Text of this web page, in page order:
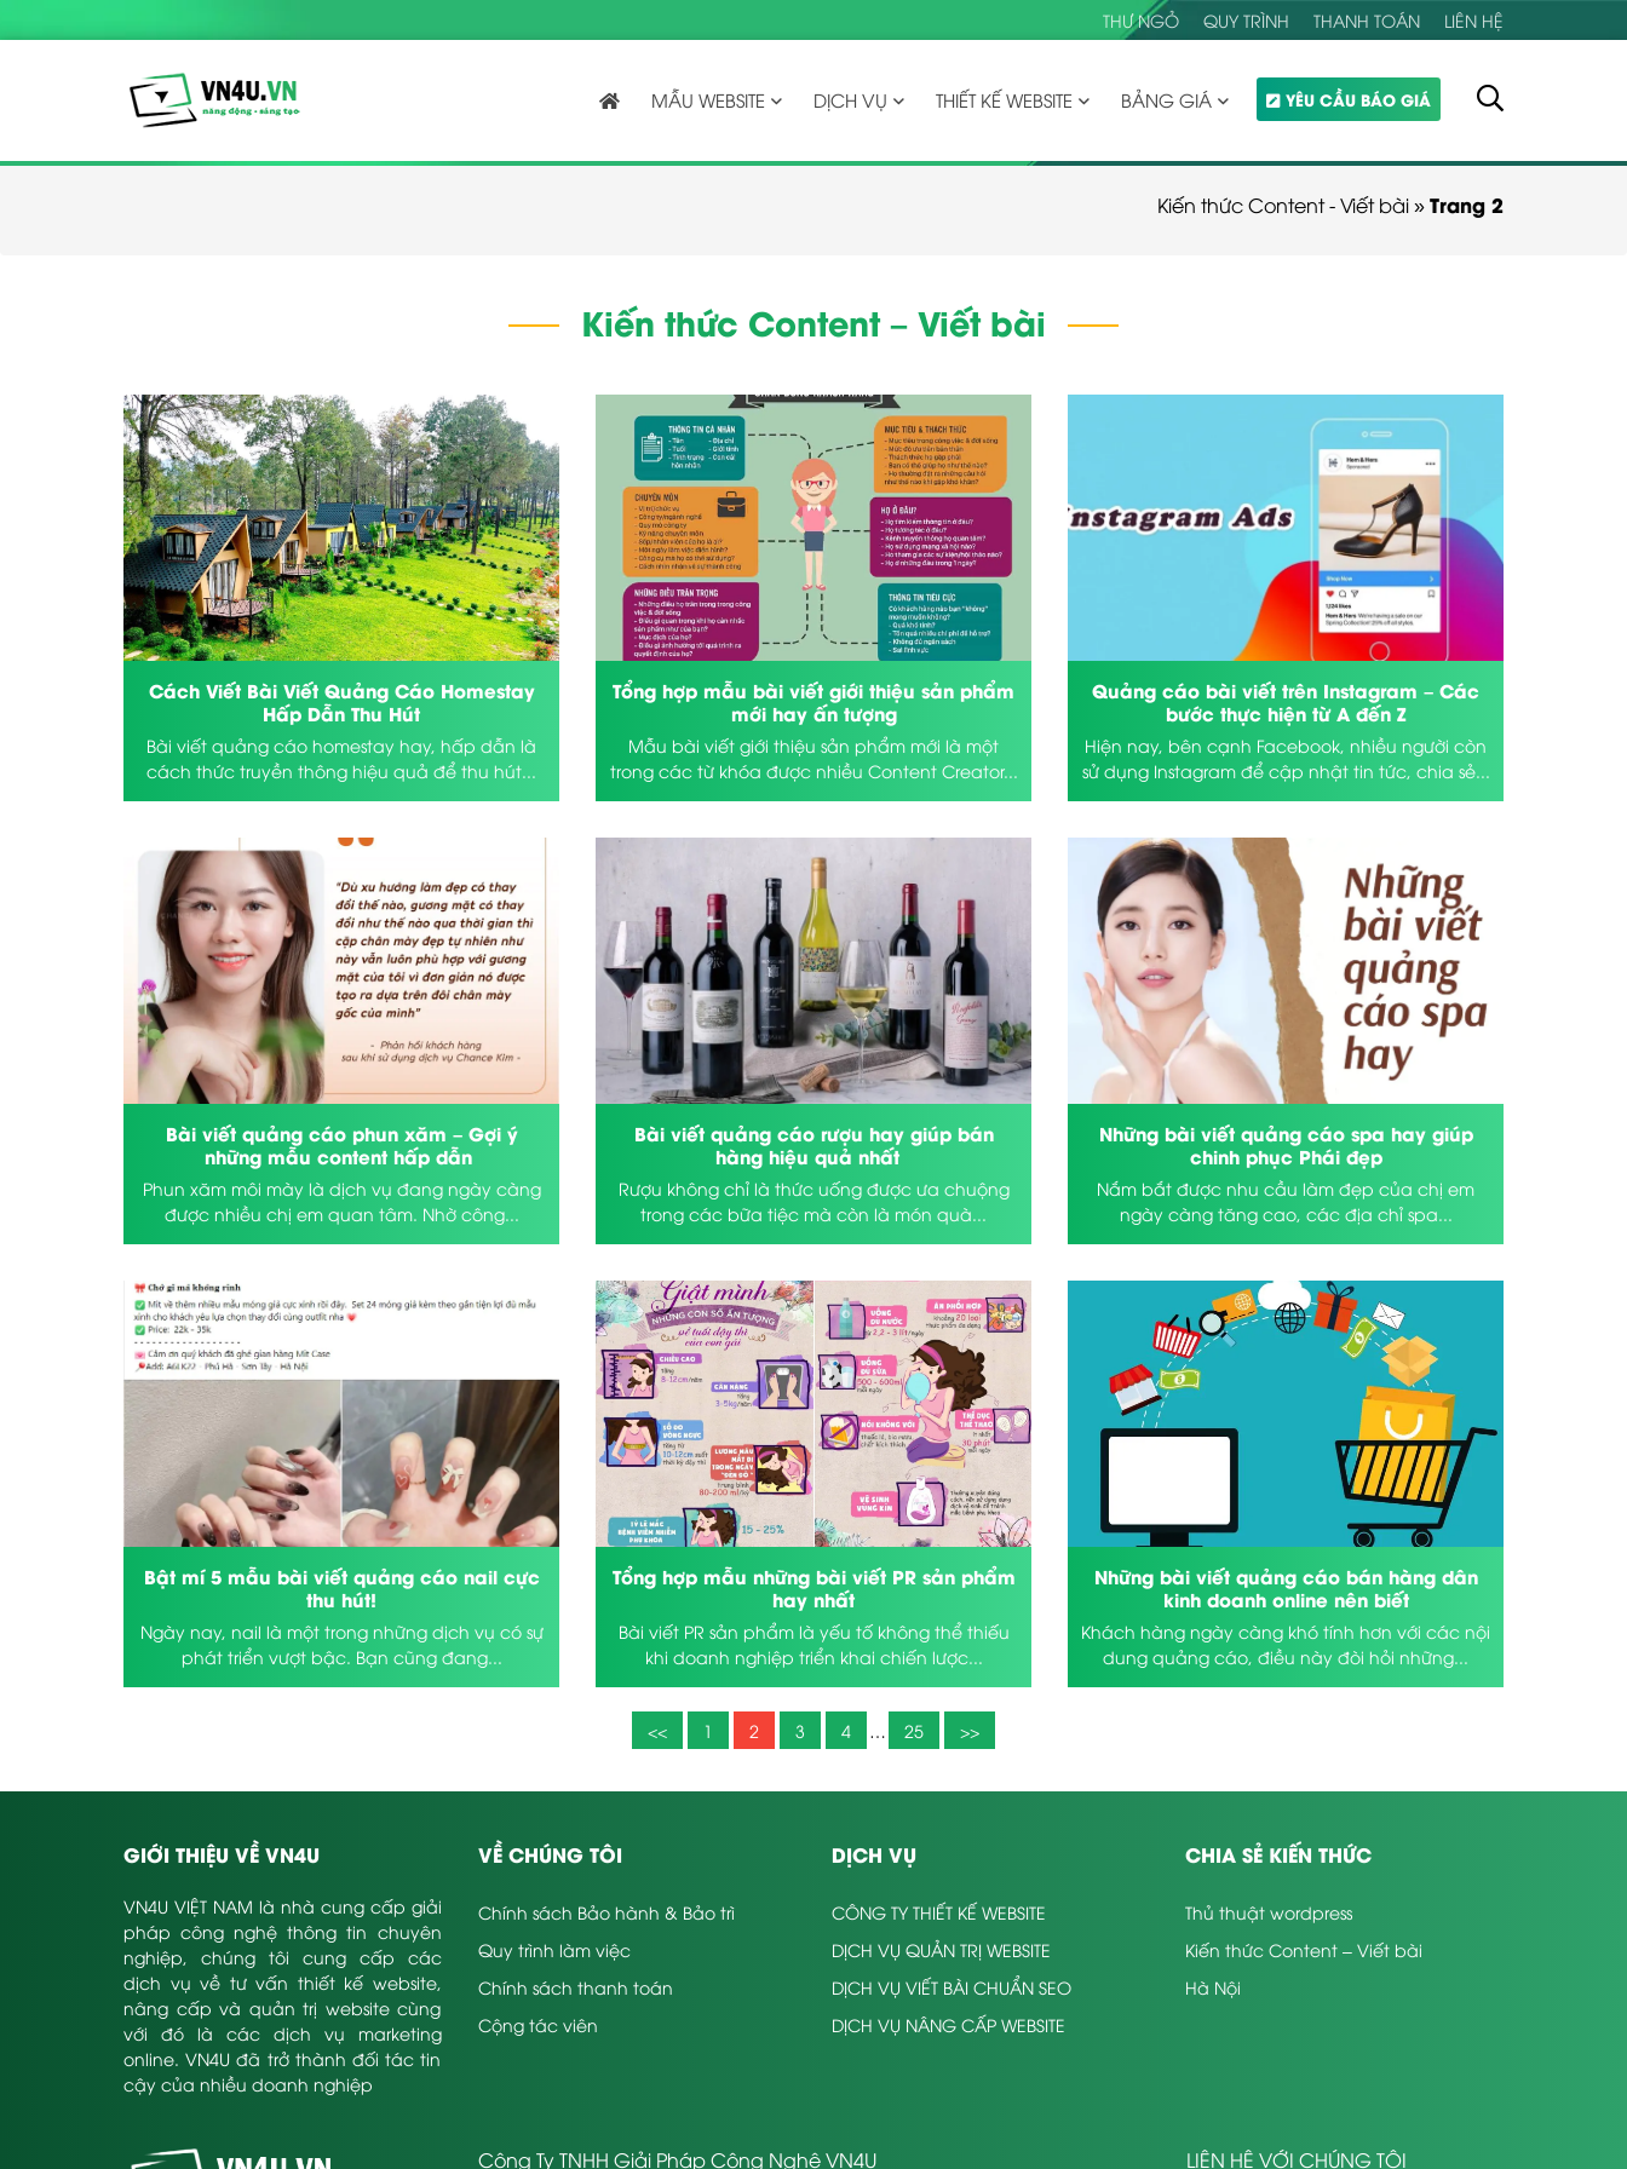
THƯ NGỎ QUY TRÌNH THANH TOÁN LIÊN HỆ
MẪU WEBSITE DỊCH VỤ THIẾT KẾ WEBSITE BẢNG GIÁ YÊU CẦU BÁO GIÁ
Kiến thức Content - Viết bài»Trang 2
Kiến thức Content – Viết bài
Cách Viết Bài Viết Quảng Cáo Homestay
Hấp Dẫn Thu Hút
Bài viết quảng cáo homestay hay, hấp dẫn là
cách thức truyền thông hiệu quả để thu hút...
Tổng hợp mẫu bài viết giới thiệu sản phẩm
mới hay ấn tượng
Mẫu bài viết giới thiệu sản phẩm mới là một
trong các từ khóa được nhiều Content Creator...
Quảng cáo bài viết trên Instagram – Các
bước thực hiện từ A đến Z
Hiện nay, bên cạnh Facebook, nhiều người còn
sử dụng Instagram để cập nhật tin tức, chia sẻ...
Bài viết quảng cáo phun xăm – Gợi ý
những mẫu content hấp dẫn
Phun xăm môi mày là dịch vụ đang ngày càng
được nhiều chị em quan tâm. Nhờ công...
Bài viết quảng cáo rượu hay giúp bán
hàng hiệu quả nhất
Rượu không chỉ là thức uống được ưa chuộng
trong các bữa tiệc mà còn là món quà...
Những bài viết quảng cáo spa hay giúp
chinh phục Phái đẹp
Nắm bắt được nhu cầu làm đẹp của chị em
ngày càng tăng cao, các địa chỉ spa...
Bật mí 5 mẫu bài viết quảng cáo nail cực
thu hút!
Ngày nay, nail là một trong những dịch vụ có sự
phát triển vượt bậc. Bạn cũng đang...
Tổng hợp mẫu những bài viết PR sản phẩm
hay nhất
Bài viết PR sản phẩm là yếu tố không thể thiếu
khi doanh nghiệp triển khai chiến lược...
Những bài viết quảng cáo bán hàng dân
kinh doanh online nên biết
Khách hàng ngày càng khó tính hơn với các nội
dung quảng cáo, điều này đòi hỏi những...
<< 1 2 3 4 … 25 >>
GIỚI THIỆU VỀ VN4U
VN4U VIỆT NAM là nhà cung cấp giải
pháp công nghệ thông tin chuyên
nghiệp, chúng tôi cung cấp các
dịch vụ về tư vấn thiết kế website,
nâng cấp và quản trị website cùng
với đó là các dịch vụ marketing
online. VN4U đã trở thành đối tác tin
cậy của nhiều doanh nghiệp
VỀ CHÚNG TÔI
Chính sách Bảo hành & Bảo trì
Quy trình làm việc
Chính sách thanh toán
Cộng tác viên
DỊCH VỤ
CÔNG TY THIẾT KẾ WEBSITE
DỊCH VỤ QUẢN TRỊ WEBSITE
DỊCH VỤ VIẾT BÀI CHUẨN SEO
DỊCH VỤ NÂNG CẤP WEBSITE
CHIA SẺ KIẾN THỨC
Thủ thuật wordpress
Kiến thức Content – Viết bài
Hà Nội
Công Ty TNHH Giải Pháp Công Nghệ VN4U LIÊN HỆ VỚI CHÚNG TÔI